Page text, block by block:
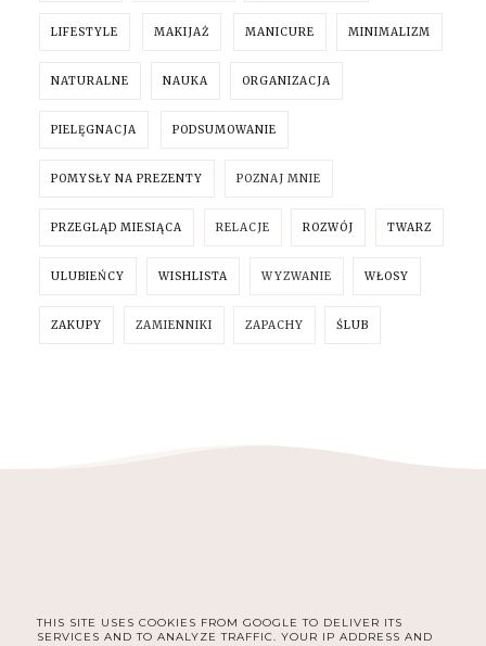
LIFESTYLE MAKIJAŻ MANICURE MINIMALIZM
NATURALNE NAUKA ORGANIZACJA
PIELĘGNACJA PODSUMOWANIE
POMYSŁY NA PREZENTY POZNAJ MNIE
PRZEGLĄD MIESIĄCA RELACJE ROZWÓJ TWARZ
ULUBIEŃCY WISHLISTA WYZWANIE WŁOSY
ZAKUPY ZAMIENNIKI ZAPACHY ŚLUB
FACEBOOK INSTAGRAM
THIS SITE USES COOKIES FROM GOOGLE TO DELIVER ITS
SERVICES AND TO ANALYZE TRAFFIC. YOUR IP ADDRESS AND